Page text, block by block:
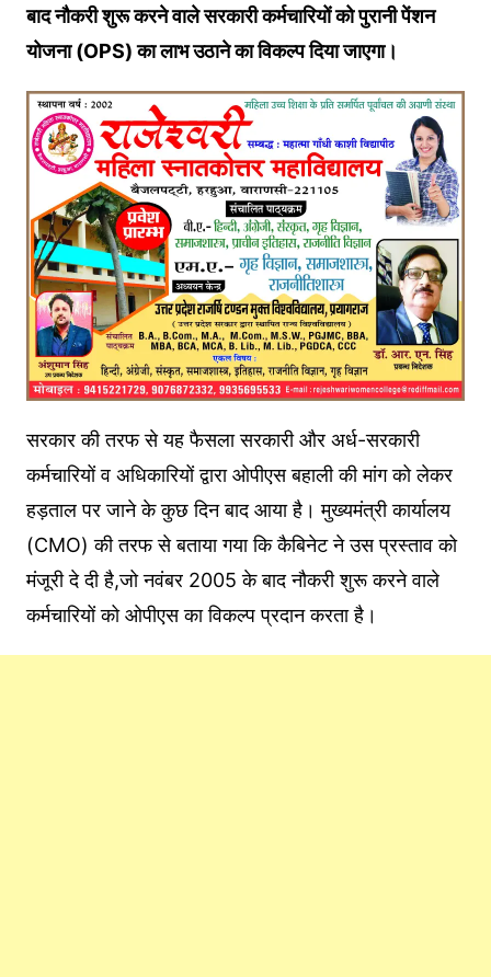
बाद नौकरी शुरू करने वाले सरकारी कर्मचारियों को पुरानी पेंशन
योजना (OPS) का लाभ उठाने का विकल्प द‍िया जाएगा।
सरकार की तरफ से यह फैसला सरकारी और अर्ध-सरकारी
कर्मचारियों व अधिकारियों द्वारा ओपीएस बहाली की मांग को लेकर
हड़ताल पर जाने के कुछ दिन बाद आया है। मुख्यमंत्री कार्यालय
(CMO) की तरफ से बताया गया क‍ि कैबिनेट ने उस प्रस्ताव को
मंजूरी दे दी है,जो नवंबर 2005 के बाद नौकरी शुरू करने वाले
कर्मचारियों को ओपीएस का विकल्प प्रदान करता है।